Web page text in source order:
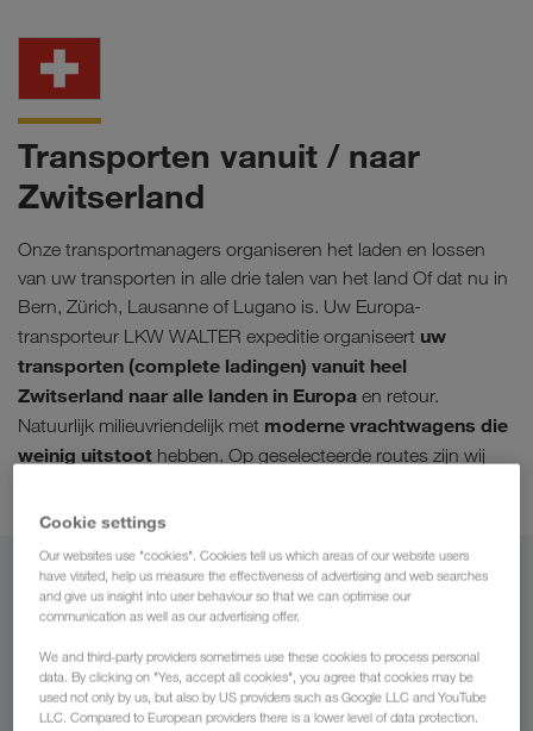
Transporten vanuit / naar
Zwitserland
Onze transportmanagers organiseren het laden en lossen
van uw transporten in alle drie talen van het land Of dat nu in
Bern, Zürich, Lausanne of Lugano is. Uw Europa-
transporteur LKW WALTER expeditie organiseert uw
transporten (complete ladingen) vanuit heel
Zwitserland naar alle landen in Europa en retour.
Natuurlijk milieuvriendelijk met moderne vrachtwagens die
weinig uitstoot hebben. Op geselecteerde routes zijn wij
Vanuit
Cookie settings
Our websites use "cookies". Cookies tell us which areas of our website users
have visited, help us measure the effectiveness of advertising and web searches
and give us insight into user behaviour so that we can optimise our
communication as well as our advertising offer.
We and third-party providers sometimes use these cookies to process personal
data. By clicking on "Yes, accept all cookies", you agree that cookies may be
used not only by us, but also by US providers such as Google LLC and YouTube
LLC. Compared to European providers there is a lower level of data protection.